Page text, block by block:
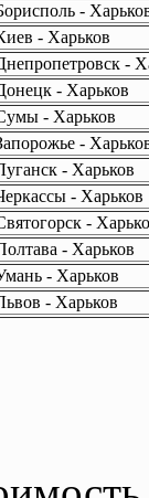
-
- Харьков
-
- Харьков
- Харьков
-
- Харьков
- Харьков
-
- Харьков
- Харьков
- Харьков